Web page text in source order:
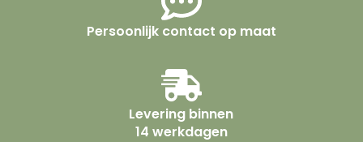
Persoonlijk contact op maat
Levering binnen
14 werkdagen